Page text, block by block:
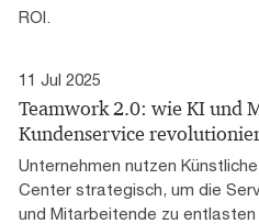
ROI.
11 Jul 2025
Teamwork 2.0: wie KI und
Kundenservice
Unternehmen nutzen
Center strategisch, um die
und Mitarbeitende zu